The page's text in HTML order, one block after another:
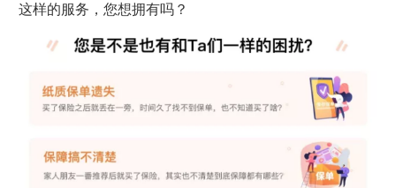
这样的服务，您想拥有吗？